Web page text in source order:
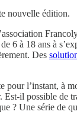
nouvelle édition.
6 à 18 ans à
Des
pour l’instant, à
il possible de
? Une série de